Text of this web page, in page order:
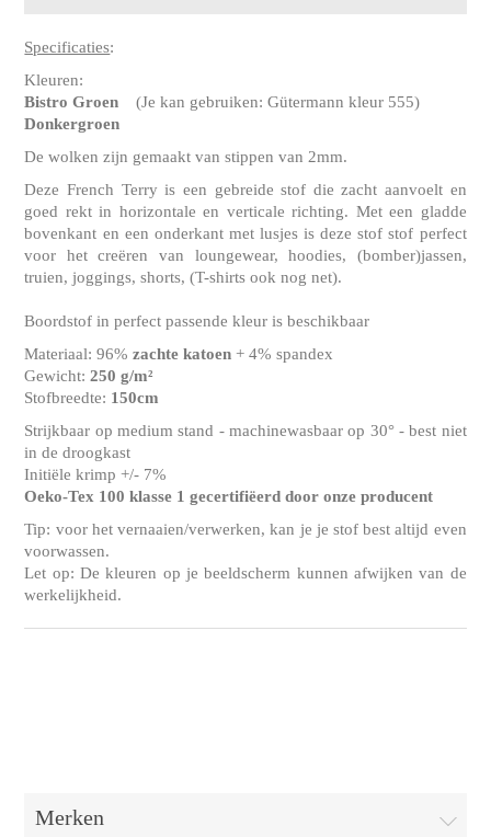
Specificaties:
Kleuren:
Bistro Groen (Je kan gebruiken: Gütermann kleur 555)
Donkergroen
De wolken zijn gemaakt van stippen van 2mm.
Deze French Terry is een gebreide stof die zacht aanvoelt en
goed rekt in horizontale en verticale richting. Met een gladde
bovenkant en een onderkant met lusjes is deze stof stof perfect
voor het creëren van loungewear, hoodies, (bomber)jassen,
truien, joggings, shorts, (T-shirts ook nog net).
Boordstof in perfect passende kleur is beschikbaar
Materiaal: 96%zachte katoen + 4% spandex
Gewicht:250 g/m²
Stofbreedte: 150cm
Strijkbaar op medium stand - machinewasbaar op 30° - best niet
in de droogkast
Initiële krimp +/- 7%
Oeko-Tex 100 klasse 1 gecertifiëerd door onze producent
Tip: voor het vernaaien/verwerken, kan je je stof best altijd even
voorwassen.
Let op: De kleuren op je beeldscherm kunnen afwijken van de
werkelijkheid.
Merken